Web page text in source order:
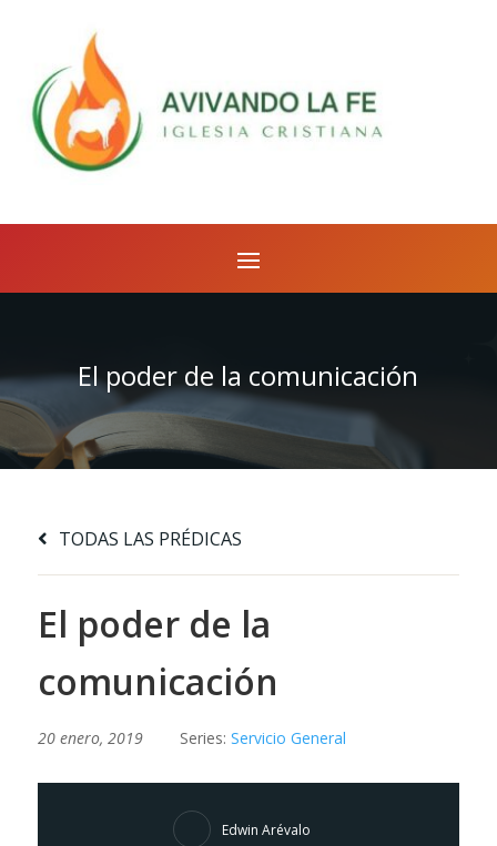
El poder de la comunicación
TODAS LAS PRÉDICAS
El poder de la
comunicación
20 enero, 2019 Series: Servicio General
Edwin Arévalo